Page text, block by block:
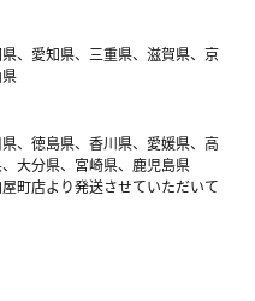
、愛知県、三重県、滋賀県、京
、徳島県、香川県、愛媛県、高
大分県、宮崎県、鹿児島県
町店より発送させていただいて